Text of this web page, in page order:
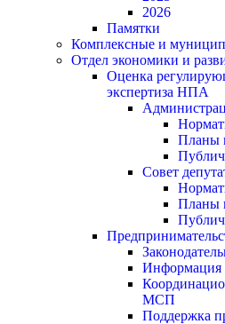
2026
Памятки
Комплексные и
Отдел экономики и
Оценка
экспертиза НПА
Планы
Совет
Планы
Информация
МСП
Поддержка